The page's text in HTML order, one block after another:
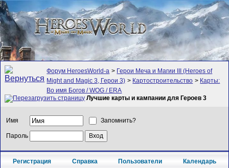
Форум HeroesWorld-а > Герои Меча и Магии III (Heroes of
Might and Magic 3, Герои 3) > Картостроительство > Карты:
Во имя Богов / WOG / ERA
Лучшие карты и кампании для Героев 3
Имя Запомнить?
Пароль
Регистрация Справка Пользователи Календарь